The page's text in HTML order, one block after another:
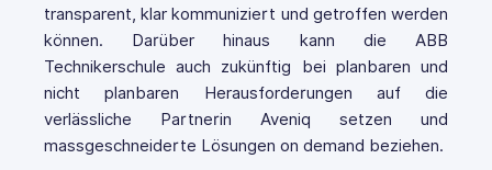
transparent, klar kommuniziert und getroffen werden
können. Darüber hinaus kann die ABB
Technikerschule auch zukünftig bei planbaren und
nicht planbaren Herausforderungen auf die
verlässliche Partnerin Aveniq setzen und
massgeschneiderte Lösungen on demand beziehen.